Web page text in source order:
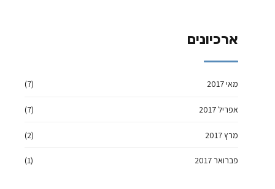
ארכיונים
מאי 2017 (7)
אפריל 2017 (7)
מרץ 2017 (2)
פברואר 2017 (1)